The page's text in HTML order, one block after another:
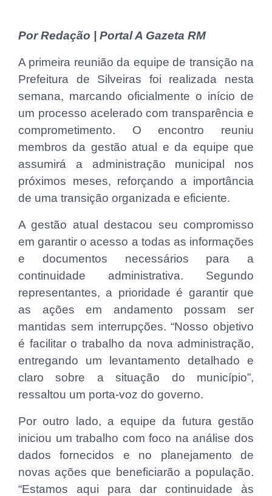
Por Redação | Portal A Gazeta RM
A primeira reunião da equipe de transição na
Prefeitura de Silveiras foi realizada nesta
semana, marcando oficialmente o início de
um processo acelerado com transparência e
comprometimento. O encontro reuniu
membros da gestão atual e da equipe que
assumirá a administração municipal nos
próximos meses, reforçando a importância
de uma transição organizada e eficiente.
A gestão atual destacou seu compromisso
em garantir o acesso a todas as informações
e documentos necessários para a
continuidade administrativa. Segundo
representantes, a prioridade é garantir que
as ações em andamento possam ser
mantidas sem interrupções. “Nosso objetivo
é facilitar o trabalho da nova administração,
entregando um levantamento detalhado e
claro sobre a situação do município”,
ressaltou um porta-voz do governo.
Por outro lado, a equipe da futura gestão
iniciou um trabalho com foco na análise dos
dados fornecidos e no planejamento de
novas ações que beneficiarão a população.
“Estamos aqui para dar continuidade às